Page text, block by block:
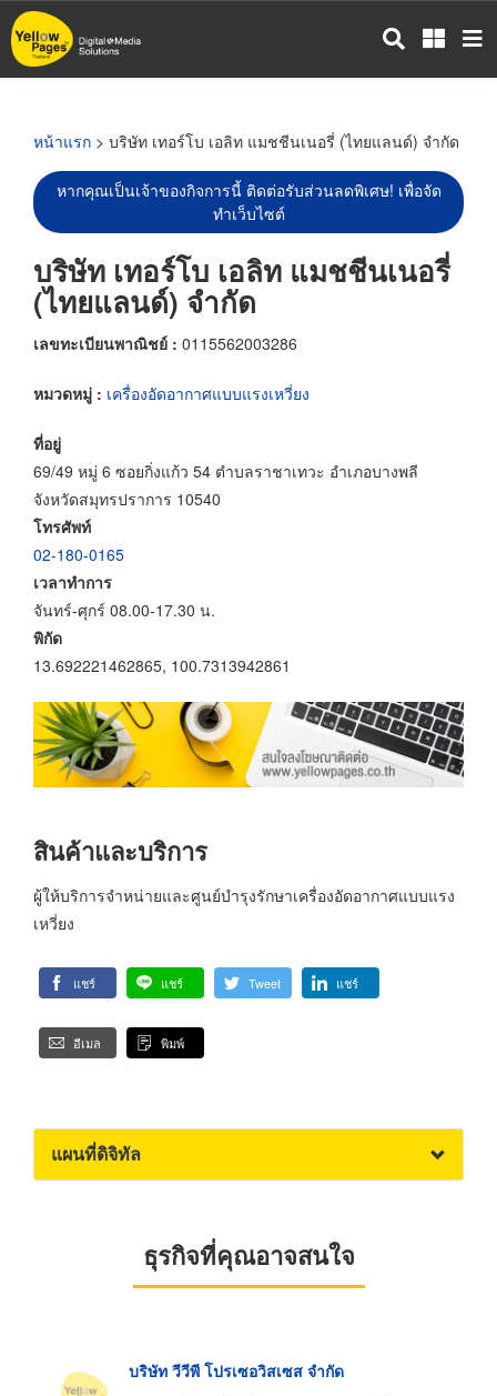
ข้าม
ไป
หน้าแรก > บริษัท เทอร์โบ เอลิท แมชชีนเนอรี่ (ไทยแลนด์) จำกัด
หากคุณเป็นเจ้าของกิจการนี้ ติดต่อรับส่วนลดพิเศษ! เพื่อจัด
ทำเว็บไซต์
บริษัท เทอร์โบ เอลิท แมชชีนเนอรี่
(ไทยแลนด์) จำกัด
เลขทะเบียนพาณิชย์ : 0115562003286
หมวดหมู่ : เครื่องอัดอากาศแบบแรงเหวี่ยง
ที่อยู่
69/49 หมู่ 6 ซอยกิ่งแก้ว 54 ตำบลราชาเทวะ อำเภอบางพลี
จังหวัดสมุทรปราการ 10540
โทรศัพท์
02-180-0165
เวลาทำการ
จันทร์-ศุกร์ 08.00-17.30 น.
พิกัด
13.692221462865, 100.7313942861
สินค้าและบริการ
ผู้ให้บริการจำหน่ายและศูนย์บำรุงรักษาเครื่องอัดอากาศแบบแรง
เหวี่ยง
แชร์ แชร์ Tweet แชร์
อีเมล พิมพ์
แผนที่ดิจิทัล
ธุรกิจที่คุณอาจสนใจ
บริษัท วีวีพี โปรเซอวิสเซส จำกัด